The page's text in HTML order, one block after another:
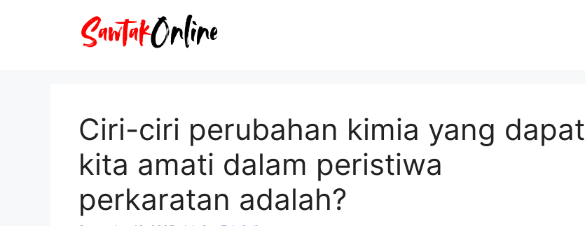
Ciri-ciri perubahan kimia yang dapat
kita amati dalam peristiwa
perkaratan adalah?